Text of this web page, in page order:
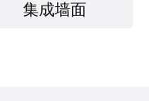
集成墙面